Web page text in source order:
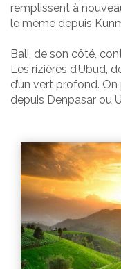
remplissent à
le même depuis
Bali, de son côté,
Les rizières d’Ubud,
d’un vert profond.
depuis Denpasar ou